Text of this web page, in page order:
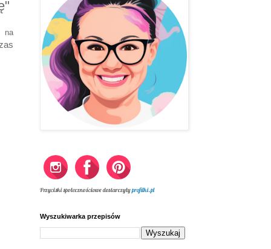
na
Przyciski społecznościowe dostarczyłyprofilki.pl
Wyszukiwarka przepisów